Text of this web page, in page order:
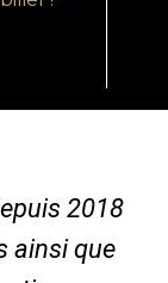
2018
ainsi que